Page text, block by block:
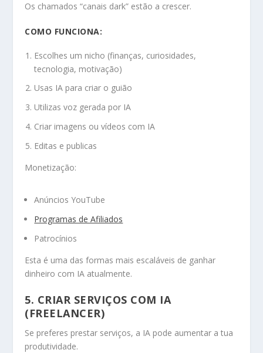
Os chamados “canais dark” estão a crescer.
COMO FUNCIONA:
Escolhes um nicho (finanças, curiosidades,
tecnologia, motivação)
Usas IA para criar o guião
Utilizas voz gerada por IA
Criar imagens ou vídeos com IA
Editas e publicas
Monetização:
Anúncios YouTube
Programas de Afiliados
Patrocínios
Esta é uma das formas mais escaláveis de ganhar
dinheiro com IA atualmente.
5. CRIAR SERVIÇOS COM IA
(FREELANCER)
Se preferes prestar serviços, a IA pode aumentar a tua
produtividade.